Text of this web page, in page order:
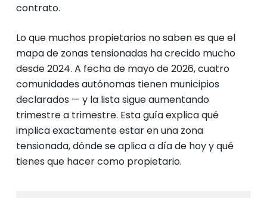
contrato.
Lo que muchos propietarios no saben es que el
mapa de zonas tensionadas ha crecido mucho
desde 2024. A fecha de mayo de 2026, cuatro
comunidades autónomas tienen municipios
declarados — y la lista sigue aumentando
trimestre a trimestre. Esta guía explica qué
implica exactamente estar en una zona
tensionada, dónde se aplica a día de hoy y qué
tienes que hacer como propietario.